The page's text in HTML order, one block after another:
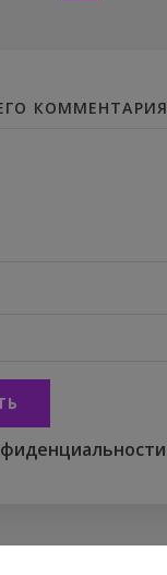
КОММЕНТАРИЯ